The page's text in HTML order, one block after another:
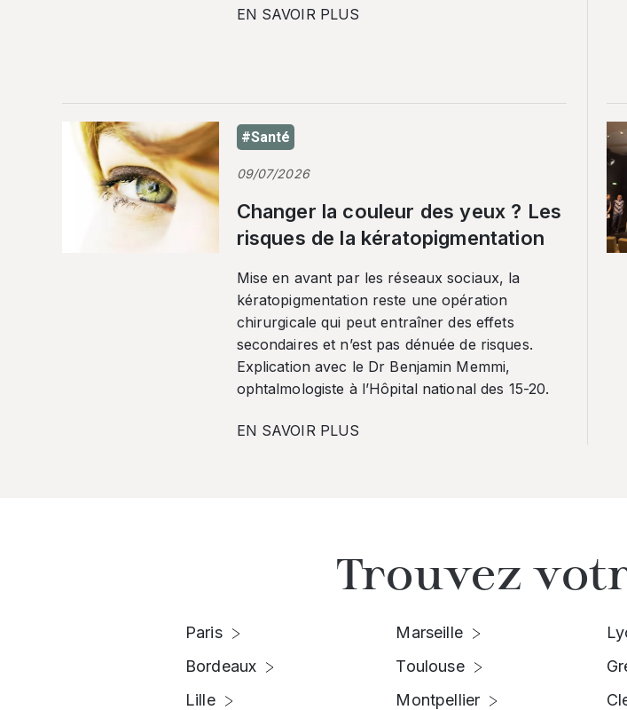
EN SAVOIR PLUS
#Santé
09/07/2026
Changer la couleur des yeux ? Les
risques de la kératopigmentation
Mise en avant par les réseaux sociaux, la
kératopigmentation reste une opération
chirurgicale qui peut entraîner des effets
secondaires et n’est pas dénuée de risques.
Explication avec le Dr Benjamin Memmi,
ophtalmologiste à l’Hôpital national des 15-20.
EN SAVOIR PLUS
Trouvez
Paris
Bordeaux
Lille
Marseille
Toulouse
Montpellier